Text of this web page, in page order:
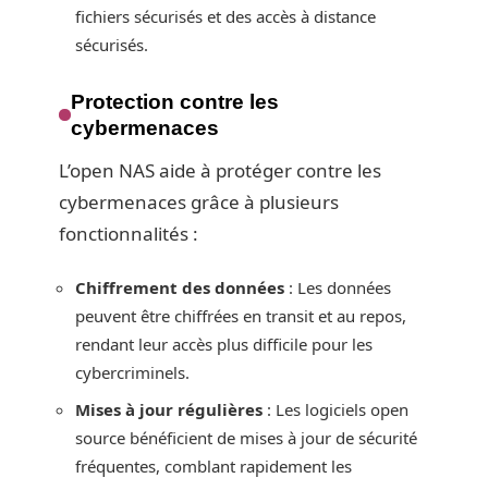
fichiers sécurisés et des accès à distance
sécurisés.
Protection contre les
cybermenaces
L’open NAS aide à protéger contre les
cybermenaces grâce à plusieurs
fonctionnalités :
Chiffrement des données : Les données
peuvent être chiffrées en transit et au repos,
rendant leur accès plus difficile pour les
cybercriminels.
Mises à jour régulières : Les logiciels open
source bénéficient de mises à jour de sécurité
fréquentes, comblant rapidement les